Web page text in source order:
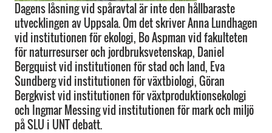
Dagens låsning vid spåravtal är inte den hållbaraste
utvecklingen av Uppsala. Om det skriver Anna Lundhagen
vid institutionen för ekologi, Bo Aspman vid fakulteten
för naturresurser och jordbruksvetenskap, Daniel
Bergquist vid institutionen för stad och land, Eva
Sundberg vid institutionen för växtbiologi, Göran
Bergkvist vid institutionen för växtproduktionsekologi
och Ingmar Messing vid institutionen för mark och miljö
på SLU i UNT debatt.